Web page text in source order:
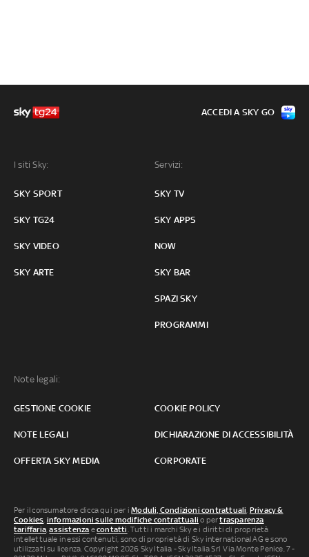
I siti Sky:
SKY SPORT
SKY TG24
SKY VIDEO
SKY ARTE
Servizi:
SKY TV
SKY APPS
NOW
SKY BAR
SPAZI SKY
PROGRAMMI
Note legali:
GESTIONE COOKIE COOKIE POLICY
NOTE LEGALI DICHIARAZIONE DI ACCESSIBILITÀ
OFFERTA SKY MEDIA CORPORATE
ACCEDI A SKY GO
Per il consumatore clicca qui per iModuli, Condizioni contrattuali, Privacy &
Cookies, informazioni sulle modifiche contrattuali o pertrasparenza
tariffaria,assistenza econtatti. Tutti i marchi Sky e i diritti di proprietà
intellettuale in essi contenuti, sono di proprietà di Sky international AG e sono
utilizzati su licenza. Copyright 2026 Sky Italia - Sky Italia Srl Via Monte Penice, 7 -